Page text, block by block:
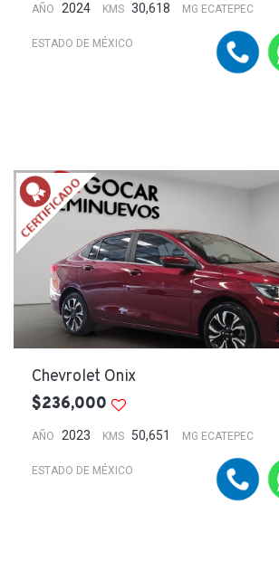
AÑO 2024 KMS 30,618 MG ECATEPEC
ESTADO DE MÉXICO
Chevrolet Onix
$236,000
AÑO 2023 KMS 50,651 MG ECATEPEC
ESTADO DE MÉXICO